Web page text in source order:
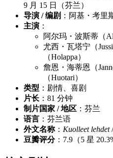
9 月 15 日（芬兰）
导演 / 编剧 ：阿基・考里
主演 ：
阿尔玛・波斯蒂（
尤西・瓦塔宁（
（Holappa）
詹恩・海蒂恩（
（Huotari）
类型 ：剧情、喜剧
片长 ：81 分钟
制片国家 / 地区 ：芬兰
语言 ：芬兰语
外文名称： Kuolleet lehdet
豆瓣评分：7.9（5 星